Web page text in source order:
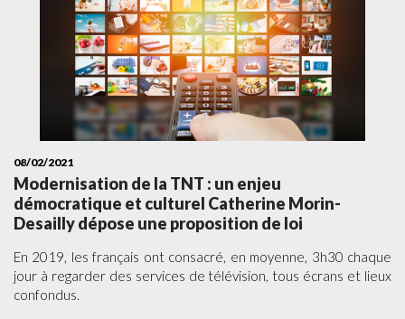
08/02/2021
Modernisation de la TNT : un enjeu
démocratique et culturel Catherine Morin-
Desailly dépose une proposition de loi
En 2019, les français ont consacré, en moyenne, 3h30 chaque
jour à regarder des services de télévision, tous écrans et lieux
confondus.